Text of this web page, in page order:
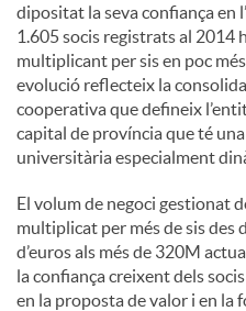
dipositat la seva confiança en
1.605 socis registrats al 2014
multiplicant per sis en poc
evolució reflecteix la
cooperativa que defineix
capital de província que té
universitària especialment
El volum de negoci gestionat
multiplicat per més de sis des
d’euros als més de 320M
la confiança creixent dels
en la proposta de valor i en la